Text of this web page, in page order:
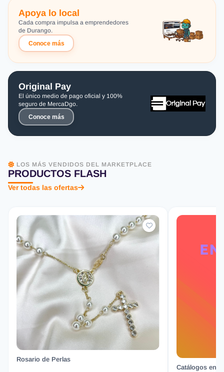
Apoya lo local
Cada compra impulsa a emprendedores
de Durango.
Conoce más
Original Pay
El único medio de pago oficial y 100%
seguro de MercaDgo.
Conoce más
LOS MÁS VENDIDOS DEL MARKETPLACE
PRODUCTOS FLASH
Ver todas las ofertas
Rosario de Perlas
Catálogos en